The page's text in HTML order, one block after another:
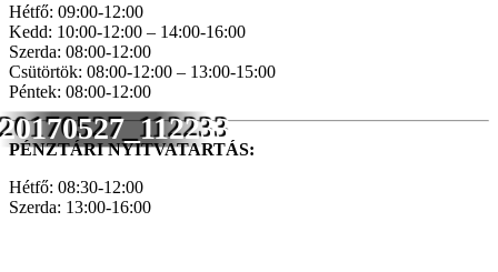
20170527_112233
Hétfő: 09:00-12:00
Kedd: 10:00-12:00 – 14:00-16:00
Szerda: 08:00-12:00
Csütörtök: 08:00-12:00 – 13:00-15:00
Péntek: 08:00-12:00
PÉNZTÁRI NYITVATARTÁS:
Hétfő: 08:30-12:00
Szerda: 13:00-16:00